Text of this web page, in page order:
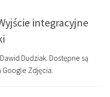
integracyjne
Dudziak. Dostępne są
Zdjęcia.